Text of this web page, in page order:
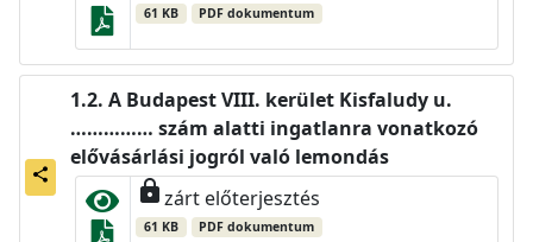
61 KB PDF dokumentum
share
A Budapest VIII. kerület Kisfaludy u.
…………… szám alatti ingatlanra vonatkozó
elővásárlási jogról való lemondás
lockzárt előterjesztés
61 KB PDF dokumentum